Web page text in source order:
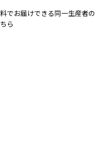
でお届けできる同一生産者の
ら